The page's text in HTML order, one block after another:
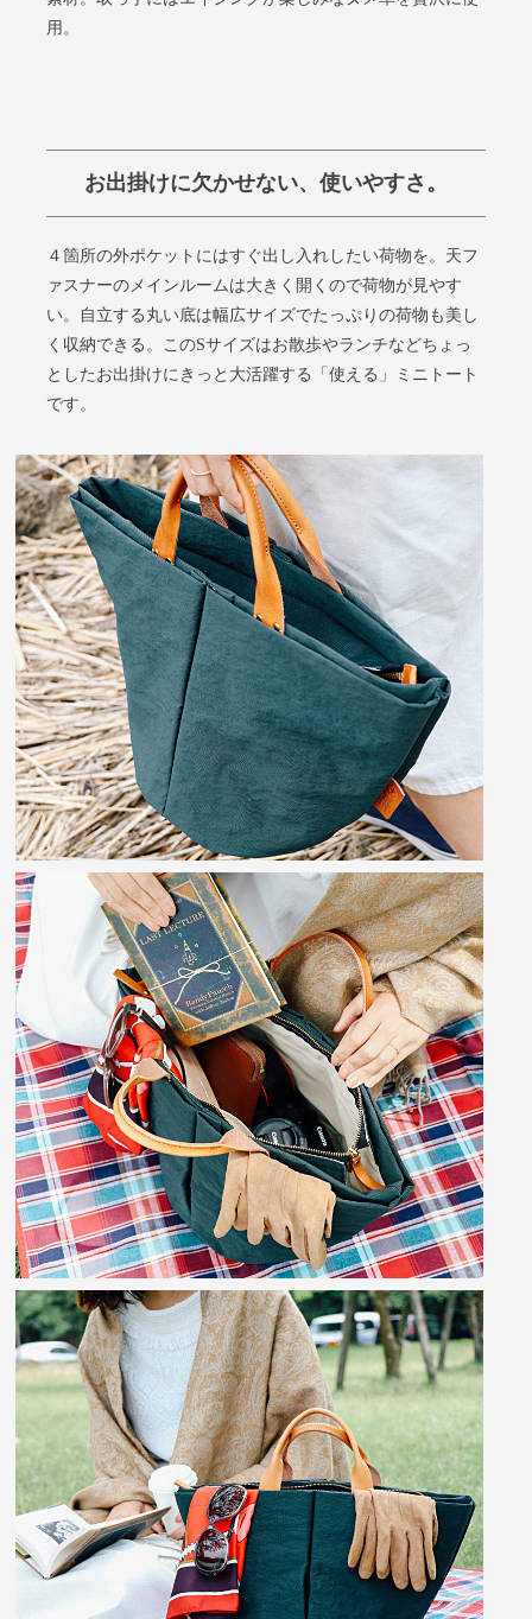
用。
お出掛けに欠かせない、使いやすさ。
４箇所の外ポケットにはすぐ出し入れしたい荷物を。天フ
ァスナーのメインルームは大きく開くので荷物が見やす
い。自立する丸い底は幅広サイズでたっぷりの荷物も美し
く収納できる。このSサイズはお散歩やランチなどちょっ
としたお出掛けにきっと大活躍する「使える」ミニトート
です。